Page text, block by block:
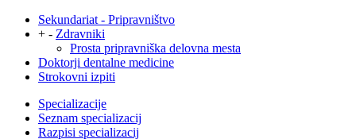
Sekundariat - Pripravništvo
+ - Zdravniki
Prosta pripravniška delovna mesta
Doktorji dentalne medicine
Strokovni izpiti
Specializacije
Seznam specializacij
Razpisi specializacij